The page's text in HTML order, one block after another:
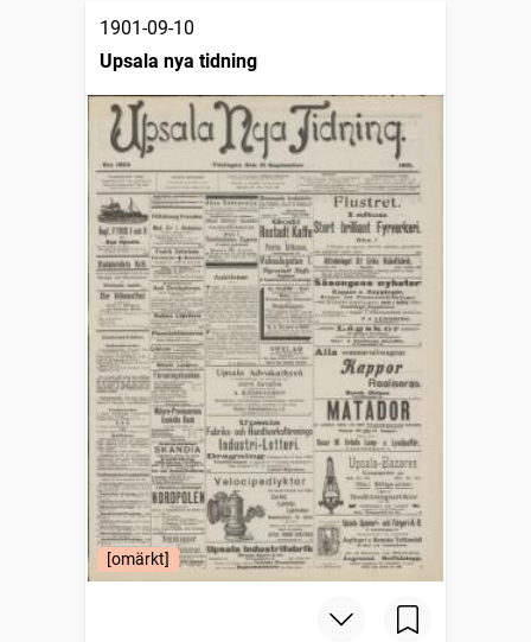
1901-09-10
Upsala nya tidning
[omärkt]